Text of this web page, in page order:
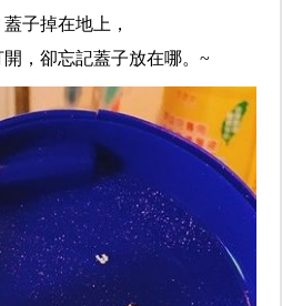
子掉在地上，
，卻忘記蓋子放在哪。~